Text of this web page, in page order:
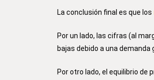
La conclusión final es que los
Por un lado, las cifras (al
bajas debido a una demanda
Por otro lado, el equilibrio